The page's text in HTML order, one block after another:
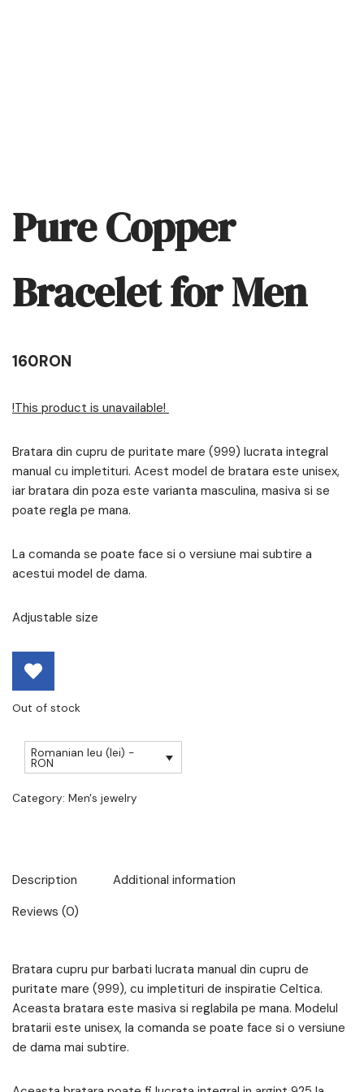
Pure Copper
Bracelet for Men
160RON
!This product is unavailable!
Bratara din cupru de puritate mare (999) lucrata integral
manual cu impletituri. Acest model de bratara este unisex,
iar bratara din poza este varianta masculina, masiva si se
poate regla pe mana.
La comanda se poate face si o versiune mai subtire a
acestui model de dama.
Adjustable size
Out of stock
Romanian leu (lei) -
RON
Category: Men's jewelry
Description
Additional information
Reviews (0)
Bratara cupru pur barbati lucrata manual din cupru de
puritate mare (999), cu impletituri de inspiratie Celtica.
Aceasta bratara este masiva si reglabila pe mana. Modelul
bratarii este unisex, la comanda se poate face si o versiune
de dama mai subtire.